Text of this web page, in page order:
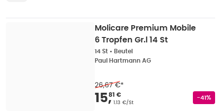
Molicare Premium Mobile
6 Tropfen Gr.l 14 St
14 St • Beutel
Paul Hartmann AG
26,67 €*
Verkaufspreis 15,81
15,
81 €
Grundpreis
1.13 €/St
-41%